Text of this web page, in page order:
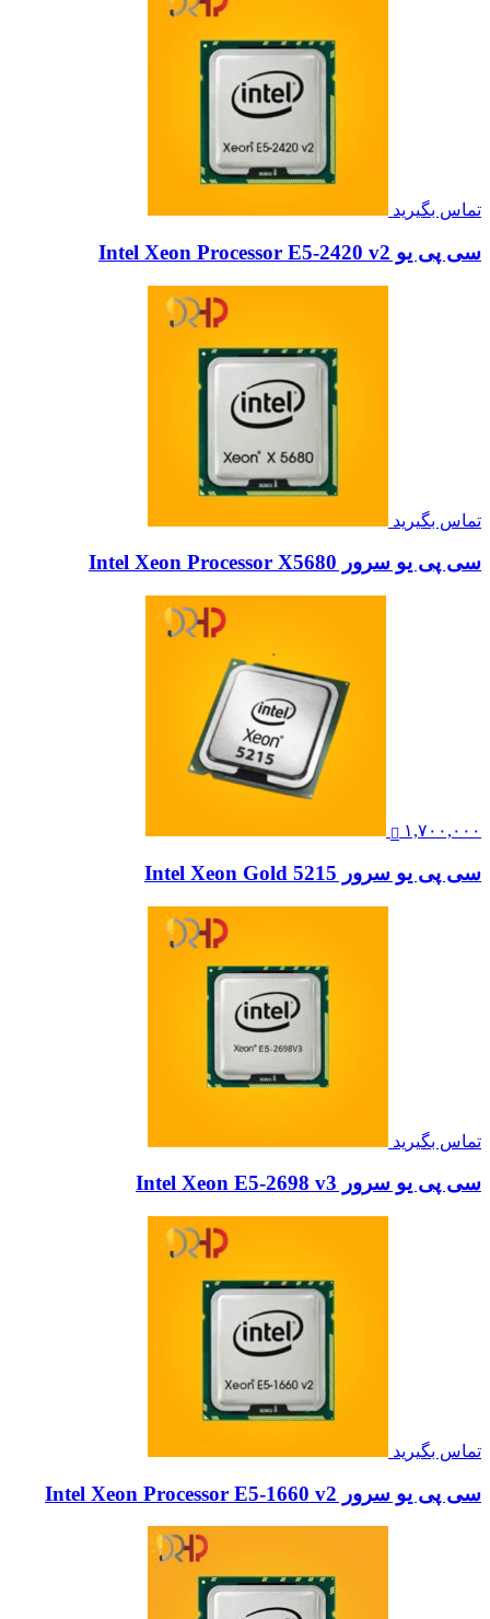
تماس بگیرید
سی پی یو Intel Xeon Processor E5-2420 v2
تماس بگیرید
سی پی یو سرور Intel Xeon Processor X5680
۱,۷۰۰,۰۰۰
سی پی یو سرور Intel Xeon Gold 5215
تماس بگیرید
سی پی یو سرور Intel Xeon E5-2698 v3
تماس بگیرید
سی پی یو سرور Intel Xeon Processor E5-1660 v2